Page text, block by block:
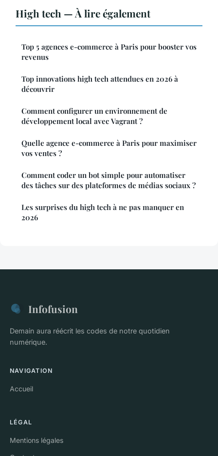
High tech — À lire également
Top 5 agences e-commerce à Paris pour booster vos
revenus
Top innovations high tech attendues en 2026 à
découvrir
Comment configurer un environnement de
développement local avec Vagrant ?
Quelle agence e-commerce à Paris pour maximiser
vos ventes ?
Comment coder un bot simple pour automatiser
des tâches sur des plateformes de médias sociaux ?
Les surprises du high tech à ne pas manquer en
2026
Infofusion
Demain aura réécrit les codes de notre quotidien
numérique.
NAVIGATION
Accueil
LÉGAL
Mentions légales